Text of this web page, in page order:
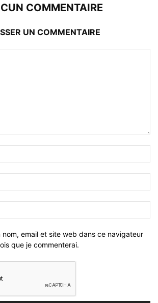
COMMENTAIRE
UN COMMENTAIRE
nom, email et site web dans ce navigateur
que je commenterai.